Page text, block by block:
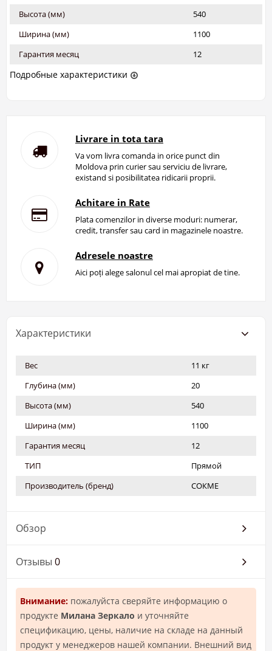
Высота (мм)
540
Ширина (мм)
1100
Гарантия месяц
12
Подробные характеристики
Livrare in tota tara
Va vom livra comanda in orice punct din
Moldova prin curier sau serviciu de livrare,
existand si posibilitatea ridicarii proprii.
Achitare in Rate
Plata comenzilor in diverse moduri: numerar,
credit, transfer sau card in magazinele noastre.
Adresele noastre
Aici poți alege salonul cel mai apropiat de tine.
Характеристики
Вес
11 кг
Глубина (мм)
20
Высота (мм)
540
Ширина (мм)
1100
Гарантия месяц
12
ТИП
Прямой
Производитель (бренд)
СОКМЕ
Обзор
Отзывы 0
Внимание: пожалуйста сверяйте информацию о
продукте Милана Зеркало и уточняйте
спецификацию, цены, наличие на складе на данный
продукт у менеджеров нашей компании. Внешний вид